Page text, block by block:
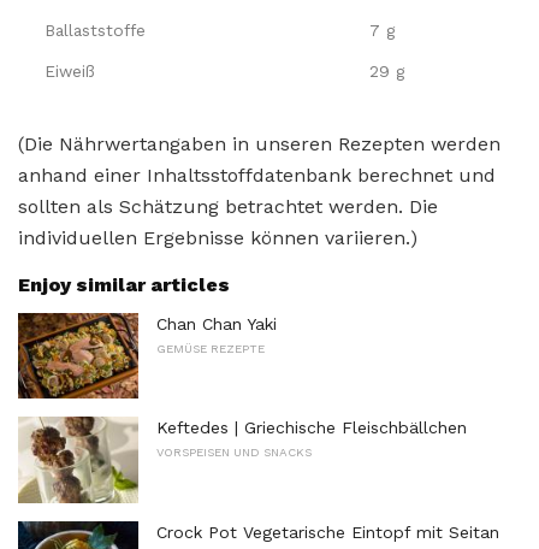
Ballaststoffe 7 g
Eiweiß 29 g
(Die Nährwertangaben in unseren Rezepten werden
anhand einer Inhaltsstoffdatenbank berechnet und
sollten als Schätzung betrachtet werden. Die
individuellen Ergebnisse können variieren.)
Enjoy similar articles
Chan Chan Yaki
GEMÜSE REZEPTE
Keftedes | Griechische Fleischbällchen
VORSPEISEN UND SNACKS
Crock Pot Vegetarische Eintopf mit Seitan